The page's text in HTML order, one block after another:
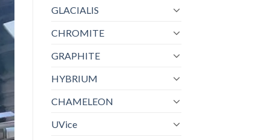
GLACIALIS
CHROMITE
GRAPHITE
HYBRIUM
CHAMELEON
UVice